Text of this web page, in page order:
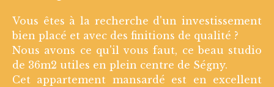
Vous êtes à la recherche d'un investissement
bien placé et avec des finitions de qualité ?
Nous avons ce qu'il vous faut, ce beau studio
de 36m2 utiles en plein centre de Ségny.
Cet appartement mansardé est en excellent